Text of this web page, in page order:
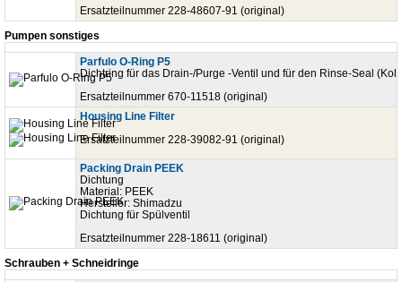
Ersatzteilnummer 228-48607-91 (original)
Pumpen sonstiges
Parfulo O-Ring P5
Dichtring für das Drain-/Purge -Ventil und für den Rinse-Seal
Ersatzteilnummer 670-11518 (original)
Housing Line Filter
Ersatzteilnummer 228-39082-91 (original)
Packing Drain PEEK
Dichtung
Material: PEEK
Hersteller: Shimadzu
Dichtung für Spülventil
Ersatzteilnummer 228-18611 (original)
Schrauben + Schneidringe